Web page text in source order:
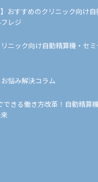
】おすすめのクリニック向け
レジ
リニック向け自動精算機・セ
悩み解決コラム
できる働き方改革！自動精算